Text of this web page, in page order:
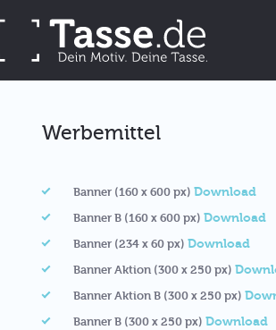
Werbemittel
Banner (160 x 600 px) Download
Banner B (160 x 600 px) Download
Banner (234 x 60 px) Download
Banner Aktion (300 x 250 px)
Banner Aktion B (300 x 250 px)
Banner B (300 x 250 px) Download